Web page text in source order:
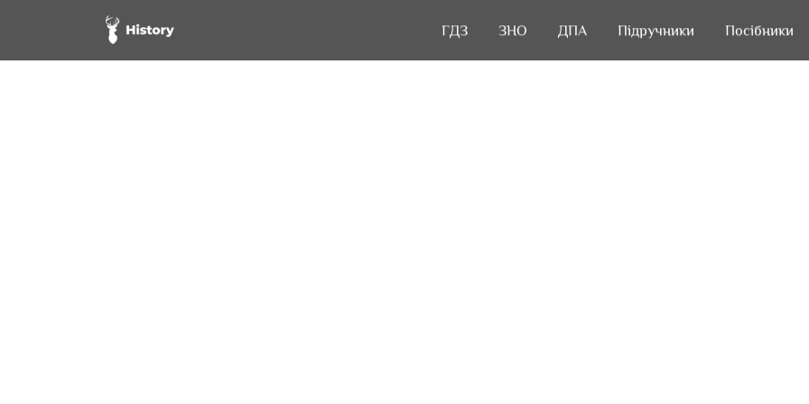
ГДЗ
ГДЗ ЗНО
ЗНО ДПА
ДПА Підручники
Підручники Посібники
Посібники